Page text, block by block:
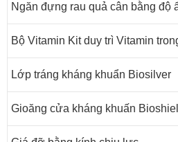
Ngăn đựng rau quả cân bằng độ
Bộ Vitamin Kit duy trì Vitamin
Lớp tráng kháng khuẩn Biosilver
Gioăng cửa kháng khuấn